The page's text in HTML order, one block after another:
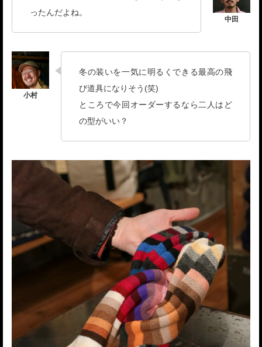
ったんだよね。
冬の装いを一気に明るくできる最高の飛
び道具になりそう(笑)
ところで今回オーダーするなら二人はど
の型がいい？